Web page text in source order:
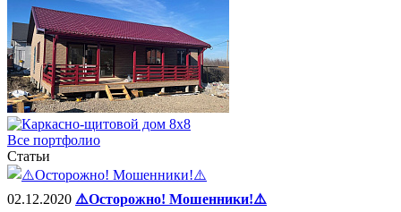
Все портфолио
Статьи
02.12.2020 ⚠️Осторожно! Мошенники!⚠️